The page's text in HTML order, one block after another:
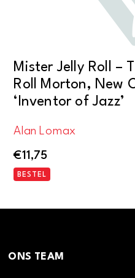
Mister Jelly Roll –
Roll Morton, New
‘Inventor of Jazz’
Alan Lomax
€11,75
BESTEL
ONS TEAM